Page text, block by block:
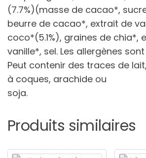
(7.7%)(masse de cacao*,
beurre de cacao*, extrait de
coco*(5.1%), graines de chia*,
vanille*, sel. Les allergènes
Peut contenir des traces de
à coques, arachide ou
soja.
Produits similaires